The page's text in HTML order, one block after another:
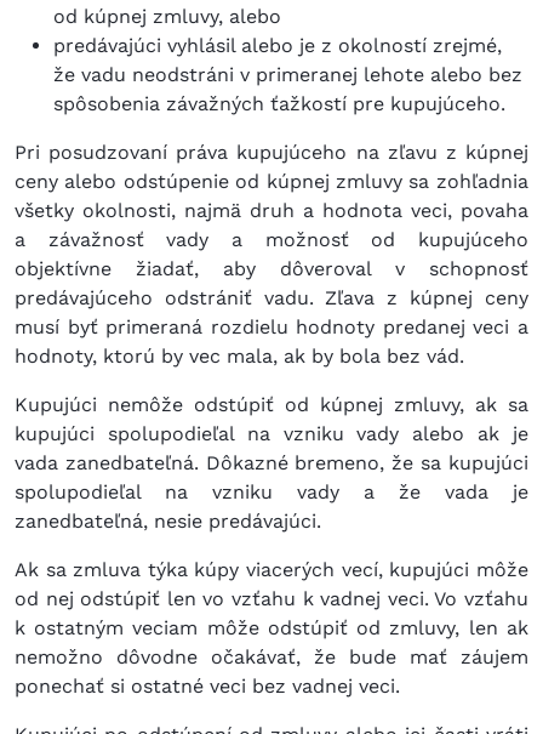
od kúpnej zmluvy, alebo
predávajúci vyhlásil alebo je z okolností zrejmé,
že vadu neodstráni v primeranej lehote alebo bez
spôsobenia závažných ťažkostí pre kupujúceho.
Pri posudzovaní práva kupujúceho na zľavu z kúpnej
ceny alebo odstúpenie od kúpnej zmluvy sa zohľadnia
všetky okolnosti, najmä druh a hodnota veci, povaha
a závažnosť vady a možnosť od kupujúceho
objektívne žiadať, aby dôveroval v schopnosť
predávajúceho odstrániť vadu. Zľava z kúpnej ceny
musí byť primeraná rozdielu hodnoty predanej veci a
hodnoty, ktorú by vec mala, ak by bola bez vád.
Kupujúci nemôže odstúpiť od kúpnej zmluvy, ak sa
kupujúci spolupodieľal na vzniku vady alebo ak je
vada zanedbateľná. Dôkazné bremeno, že sa kupujúci
spolupodieľal na vzniku vady a že vada je
zanedbateľná, nesie predávajúci.
Ak sa zmluva týka kúpy viacerých vecí, kupujúci môže
od nej odstúpiť len vo vzťahu k vadnej veci. Vo vzťahu
k ostatným veciam môže odstúpiť od zmluvy, len ak
nemožno dôvodne očakávať, že bude mať záujem
ponechať si ostatné veci bez vadnej veci.